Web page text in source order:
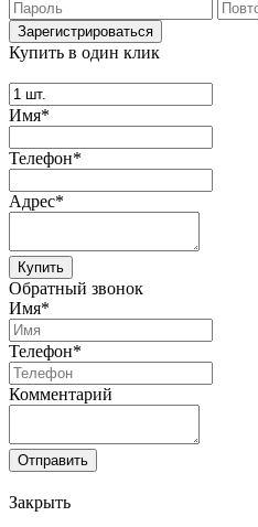
Купить в один клик
Имя*
Телефон*
Адрес*
Купить
Обратный звонок
Имя*
Телефон*
Комментарий
Отправить
Закрыть